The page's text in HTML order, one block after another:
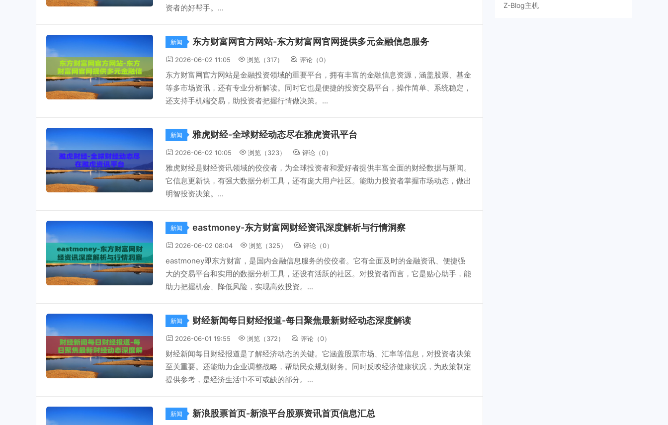
资者的好帮手。...
新闻 东方财富网官方网站-东方财富网官网提供多元金融信息服务
2026-06-02 11:05 浏览（317） 评论（0）
东方财富网官方网站是金融投资领域的重要平台，拥有丰富的金融信息资源，涵盖股票、基金
等多市场资讯，还有专业分析解读。同时它也是便捷的投资交易平台，操作简单、系统稳定，
还支持手机端交易，助投资者把握行情做决策。...
新闻 雅虎财经-全球财经动态尽在雅虎资讯平台
2026-06-02 10:05 浏览（323） 评论（0）
雅虎财经是财经资讯领域的佼佼者，为全球投资者和爱好者提供丰富全面的财经数据与新闻。
它信息更新快，有强大数据分析工具，还有庞大用户社区。能助力投资者掌握市场动态，做出
明智投资决策。...
新闻 eastmoney-东方财富网财经资讯深度解析与行情洞察
2026-06-02 08:04 浏览（325） 评论（0）
eastmoney即东方财富，是国内金融信息服务的佼佼者。它有全面及时的金融资讯、便捷强
大的交易平台和实用的数据分析工具，还设有活跃的社区。对投资者而言，它是贴心助手，能
助力把握机会、降低风险，实现高效投资。...
新闻 财经新闻每日财经报道-每日聚焦最新财经动态深度解读
2026-06-01 19:55 浏览（372） 评论（0）
财经新闻每日财经报道是了解经济动态的关键。它涵盖股票市场、汇率等信息，对投资者决策
至关重要。还能助力企业调整战略，帮助民众规划财务。同时反映经济健康状况，为政策制定
提供参考，是经济生活中不可或缺的部分。...
新闻 新浪股票首页-新浪平台股票资讯首页信息汇总
Z-Blog主机